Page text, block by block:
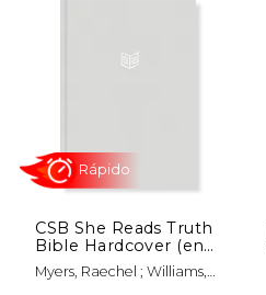
CSB She Reads Truth
Bible Hardcover (en
Inglés)
Myers, Raechel ; Williams,